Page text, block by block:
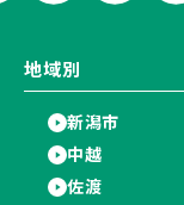
地域別
新潟市
中越
佐渡